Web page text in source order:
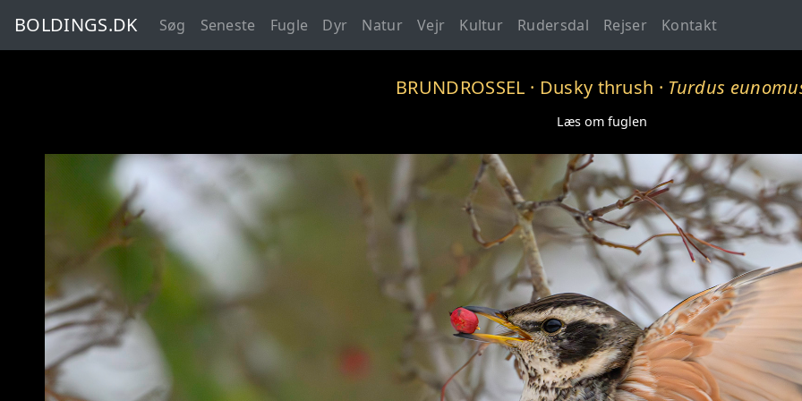
BOLDINGS.DK Søg Seneste Fugle Dyr Natur Vejr Kultur Rudersdal Rejser Kontakt
BRUNDROSSEL · Dusky thrush · Turdus
Læs om fuglen